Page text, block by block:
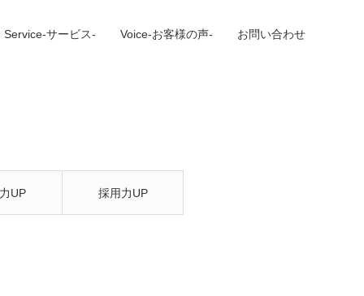
UP 採用力UP
Service-サービス- Voice-お客様の声- お問い合わせ